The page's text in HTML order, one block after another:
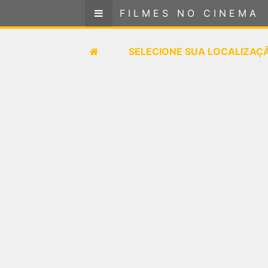
FILMES NO CINEMA
SELECIONE SUA
FILMES NO CINEMA
SELECIONE SUA LOCALIZAÇÃO